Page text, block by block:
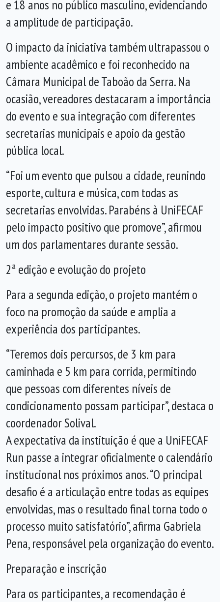
e 18 anos no público masculino, evidenciando
a amplitude de participação.
O impacto da iniciativa também ultrapassou o
ambiente acadêmico e foi reconhecido na
Câmara Municipal de Taboão da Serra. Na
ocasião, vereadores destacaram a importância
do evento e sua integração com diferentes
secretarias municipais e apoio da gestão
pública local.
“Foi um evento que pulsou a cidade, reunindo
esporte, cultura e música, com todas as
secretarias envolvidas. Parabéns à UniFECAF
pelo impacto positivo que promove”, afirmou
um dos parlamentares durante sessão.
2ª edição e evolução do projeto
Para a segunda edição, o projeto mantém o
foco na promoção da saúde e amplia a
experiência dos participantes.
“Teremos dois percursos, de 3 km para
caminhada e 5 km para corrida, permitindo
que pessoas com diferentes níveis de
condicionamento possam participar”, destaca o
coordenador Solival.
A expectativa da instituição é que a UniFECAF
Run passe a integrar oficialmente o calendário
institucional nos próximos anos. “O principal
desafio é a articulação entre todas as equipes
envolvidas, mas o resultado final torna todo o
processo muito satisfatório”, afirma Gabriela
Pena, responsável pela organização do evento.
Preparação e inscrição
Para os participantes, a recomendação é